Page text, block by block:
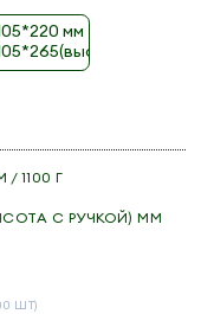
мм
с ручкой)
/ 1100 Г
С РУЧКОЙ) ММ
ШТ)